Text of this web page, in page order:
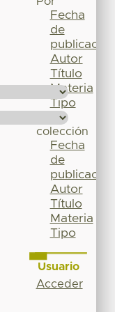
Fecha
de
publicación
Autor
Título
Materia
Tipo
colección
Fecha
de
publicación
Autor
Título
Materia
Tipo
Usuario
Acceder